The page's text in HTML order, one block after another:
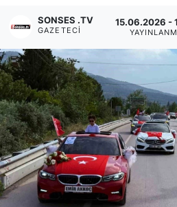
SONSES .TV
GAZETECI
15.06.2026 -
SAĞLIK
Siyaset
YEREL HABER
Haberde insan
Tanıtım
Haber Arşivi